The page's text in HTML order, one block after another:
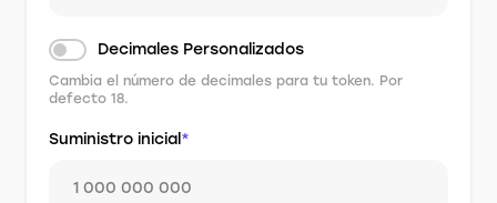
Decimales Personalizados
Cambia el número de decimales para tu token. Por
defecto 18.
Suministro inicial *